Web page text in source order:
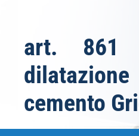
art. 861
cemento